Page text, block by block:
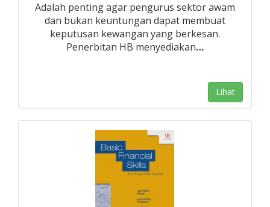
Adalah penting agar pengurus sektor awam
dan bukan keuntungan dapat membuat
keputusan kewangan yang berkesan.
Penerbitan HB menyediakan…
Lihat